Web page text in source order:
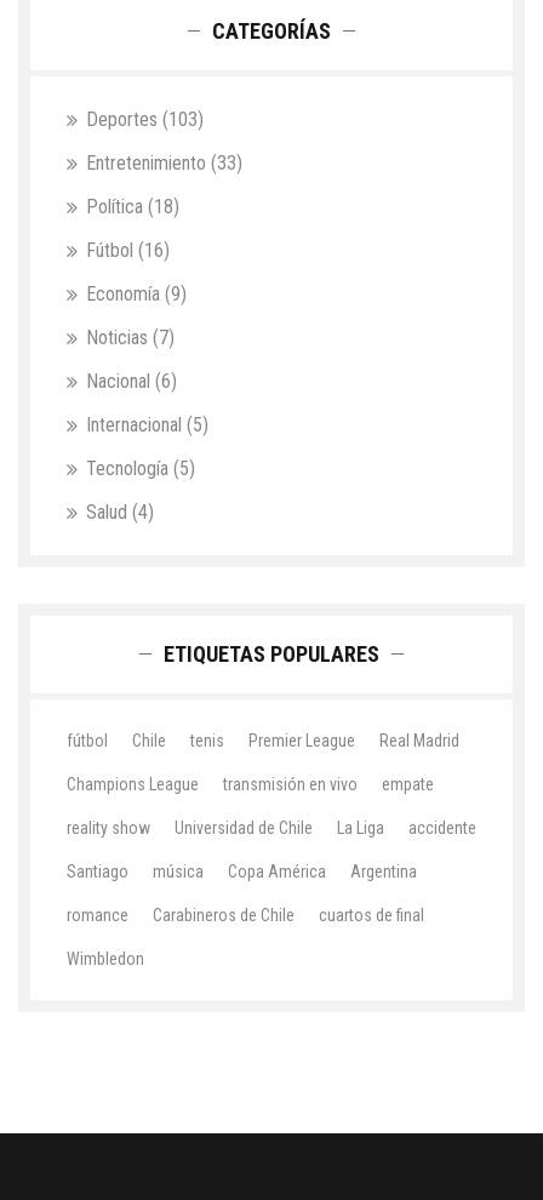
CATEGORÍAS
Deportes (103)
Entretenimiento (33)
Política (18)
Fútbol (16)
Economía (9)
Noticias (7)
Nacional (6)
Internacional (5)
Tecnología (5)
Salud (4)
ETIQUETAS POPULARES
fútbol Chile tenis Premier League Real Madrid
Champions League transmisión en vivo empate
reality show Universidad de Chile La Liga accidente
Santiago música Copa América Argentina
romance Carabineros de Chile cuartos de final
Wimbledon